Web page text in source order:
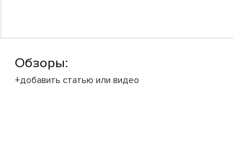
Обзоры:
+добавить статью или видео